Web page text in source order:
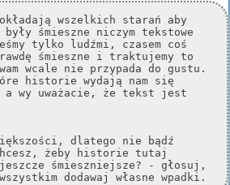
wszelkich starań aby
śmieszne niczym tekstowe
tylko ludźmi, czasem coś
śmieszne i traktujemy to
wcale nie przypada do gustu.
historie wydają nam się
a wy uważacie, że tekst jest
dlatego nie bądź
żeby historie tutaj
jeszcze śmieszniejsze? - głosuj,
dodawaj własne wpadki.